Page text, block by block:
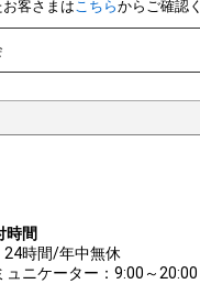
客さまはこちらからご確認
時間
24時間/年中無休
ュニケーター：9:00～20:00